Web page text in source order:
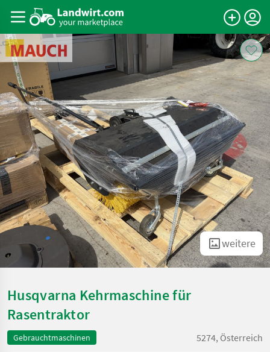
weitere
Husqvarna Kehrmaschine für
Rasentraktor
Gebrauchtmaschinen 5274, Österreich